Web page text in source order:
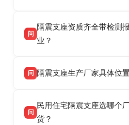
话：13323182312。
产厂家，可提供支座选型、
供货、现场安装指导一站式
话：13323182312。
问
隔震支座资质齐全带检测
业？
品资质齐全，每批次产品均
货，厂家电话：
号北方工业基地。
问 隔震支座生产厂家具体位
高新区北方工业基地迎宾大
支座源头工厂，生产 LRB 铅
问
民用住宅隔震支座选哪个
货？